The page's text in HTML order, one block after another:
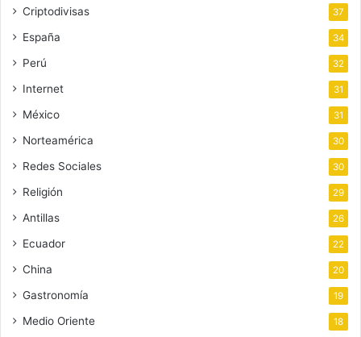
Criptodivisas 37
España 34
Perú 32
Internet 31
México 31
Norteamérica 30
Redes Sociales 30
Religión 29
Antillas 26
Ecuador 22
China 20
Gastronomía 19
Medio Oriente 18